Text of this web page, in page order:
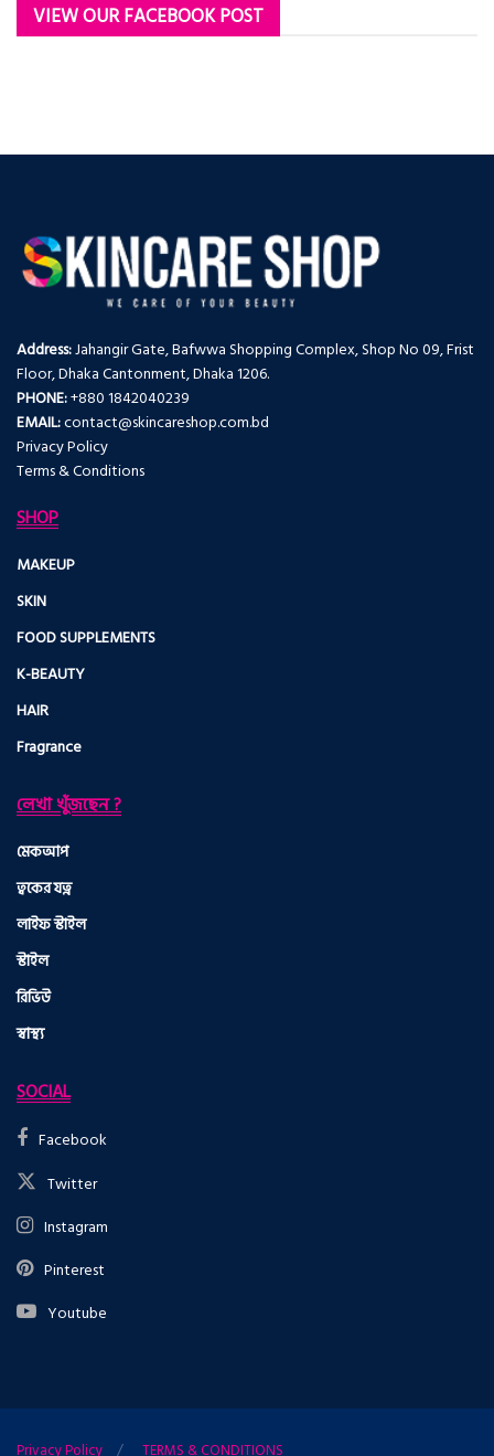
VIEW OUR FACEBOOK POST
Address:Jahangir Gate, Bafwwa Shopping Complex, Shop No 09, Frist
Floor, Dhaka Cantonment, Dhaka 1206.
PHONE:+880 1842040239
EMAIL:contact@skincareshop.com.bd
Privacy Policy
Terms & Conditions
SHOP
MAKEUP
SKIN
FOOD SUPPLEMENTS
K-BEAUTY
HAIR
Fragrance
লেখা খুঁজছেন ?
মেকআপ
ত্বকের যত্ন
লাইফ স্টাইল
স্টাইল
রিভিউ
স্বাস্থ্য
SOCIAL
Facebook
Twitter
Instagram
Pinterest
Youtube
Privacy Policy TERMS & CONDITIONS